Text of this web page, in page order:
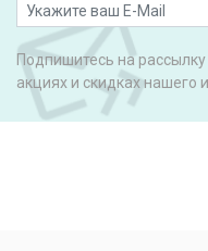
Подпишитесь на
акциях и скидках нашего